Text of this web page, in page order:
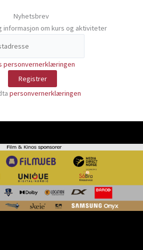
Nyhetsbrev
informasjon om kurs og aktiviteter
personvernerklæringen
personvernerklæringen